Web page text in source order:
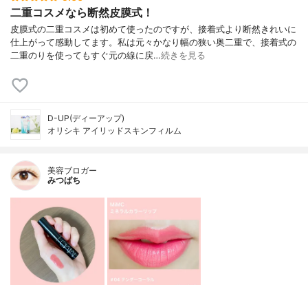
二重コスメなら断然皮膜式！
皮膜式の二重コスメは初めて使ったのですが、接着式より断然きれいに
仕上がって感動してます。私は元々かなり幅の狭い奥二重で、接着式の
二重のりを使ってもすぐ元の線に戻…続きを見る
D-UP(ディーアップ)
オリシキ アイリッドスキンフィルム
美容ブロガー
みつばち